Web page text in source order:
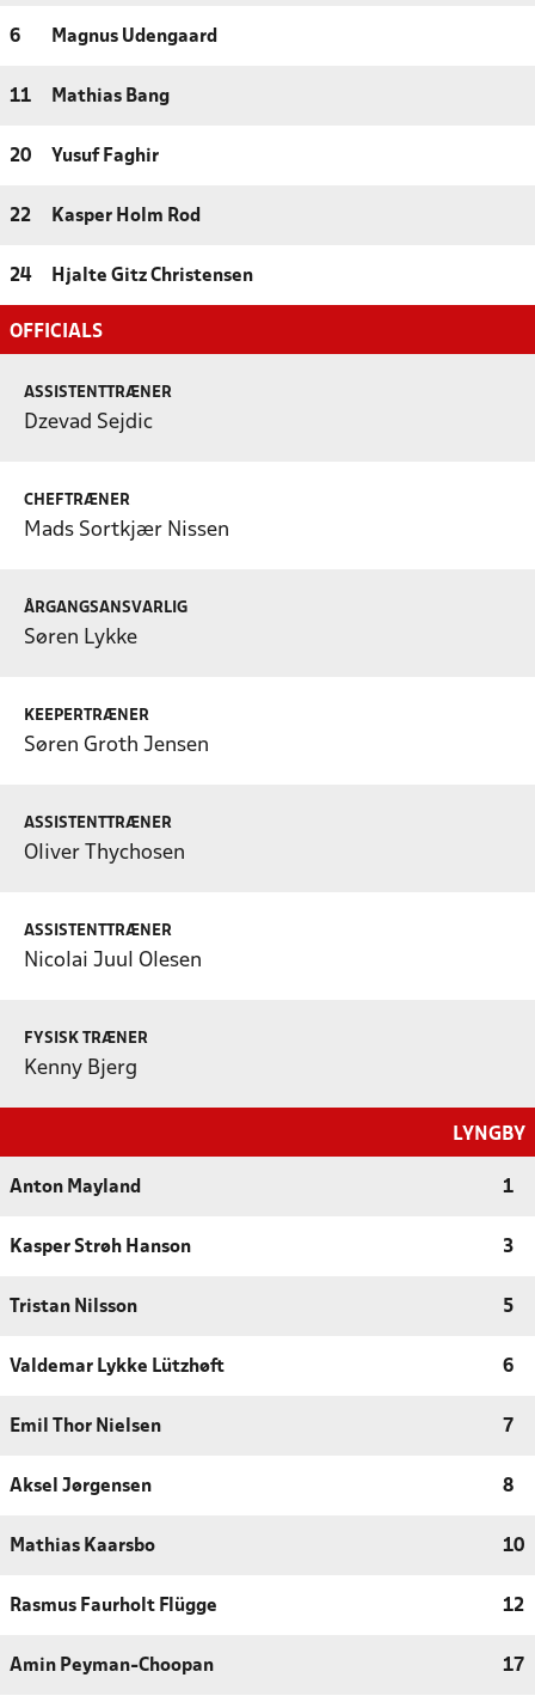
6 Magnus Udengaard
11 Mathias Bang
20 Yusuf Faghir
22 Kasper Holm Rod
24 Hjalte Gitz Christensen
OFFICIALS
ASSISTENTTRÆNER
Dzevad Sejdic
CHEFTRÆNER
Mads Sortkjær Nissen
ÅRGANGSANSVARLIG
Søren Lykke
KEEPERTRÆNER
Søren Groth Jensen
ASSISTENTTRÆNER
Oliver Thychosen
ASSISTENTTRÆNER
Nicolai Juul Olesen
FYSISK TRÆNER
Kenny Bjerg
LYNGBY
Anton Mayland 1
Kasper Strøh Hanson 3
Tristan Nilsson 5
Valdemar Lykke Lützhøft 6
Emil Thor Nielsen 7
Aksel Jørgensen 8
Mathias Kaarsbo 10
Rasmus Faurholt Flügge 12
Amin Peyman-Choopan 17